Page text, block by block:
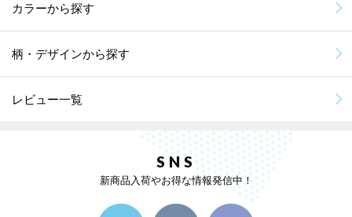
カラーから探す
柄・デザインから探す
レビュー一覧
SNS
新商品入荷やお得な情報発信中！